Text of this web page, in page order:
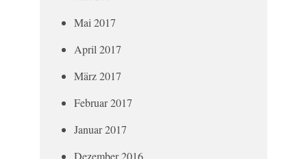
Mai 2017
April 2017
März 2017
Februar 2017
Januar 2017
Dezember 2016